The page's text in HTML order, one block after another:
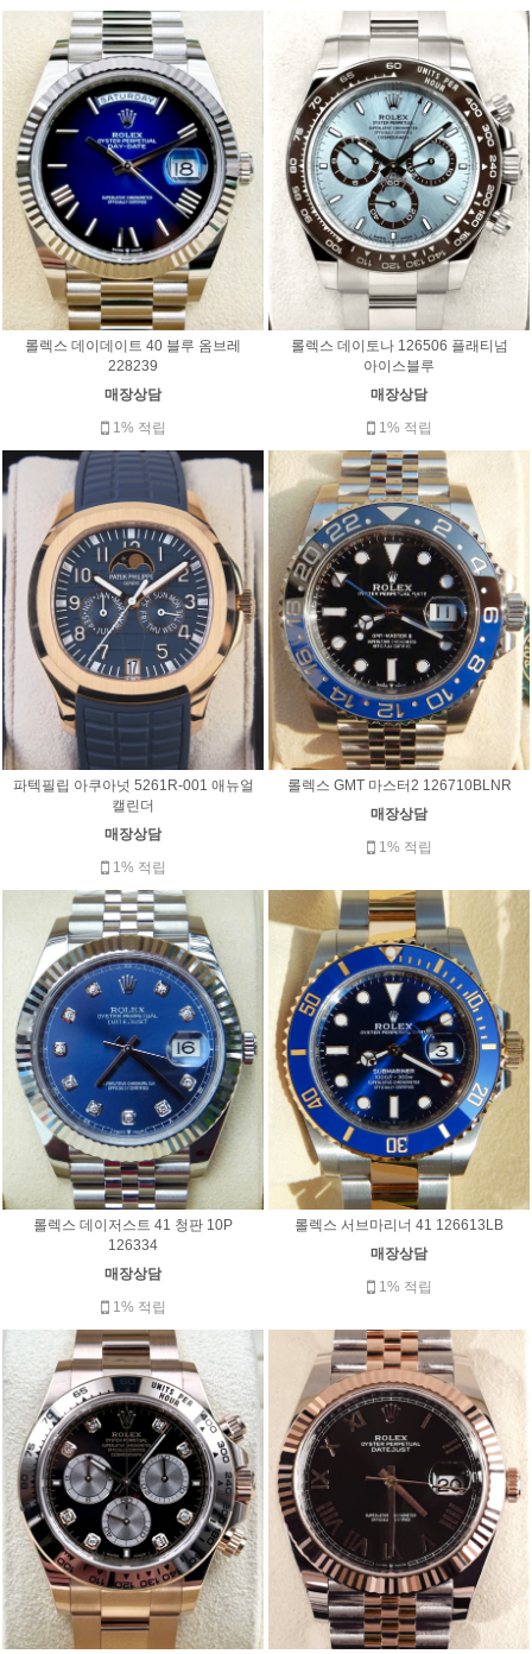
롤렉스 데이데이트 40 블루 옴브레
228239
매장상담
1% 적립
롤렉스 데이토나 126506 플래티넘
아이스블루
매장상담
1% 적립
파텍필립 아쿠아넛 5261R-001 애뉴얼
캘린더
매장상담
1% 적립
롤렉스 GMT 마스터2 126710BLNR
매장상담
1% 적립
롤렉스 데이저스트 41 청판 10P
126334
매장상담
1% 적립
롤렉스 서브마리너 41 126613LB
매장상담
1% 적립